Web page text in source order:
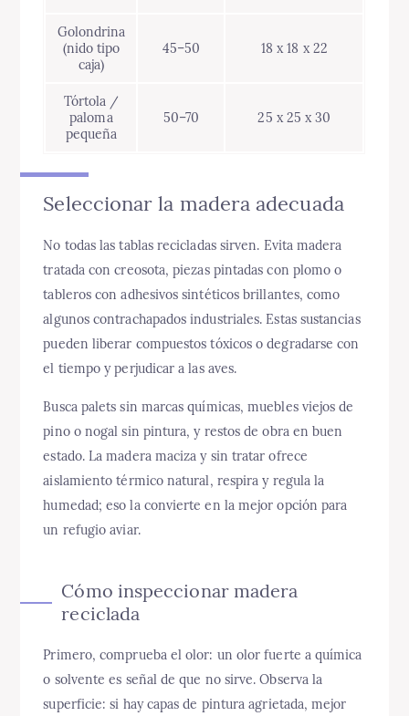
Golondrina
(nido tipo
caja)
45–50 18 x 18 x 22
Tórtola /
paloma
pequeña
50–70 25 x 25 x 30
Seleccionar la madera adecuada
No todas las tablas recicladas sirven. Evita madera
tratada con creosota, piezas pintadas con plomo o
tableros con adhesivos sintéticos brillantes, como
algunos contrachapados industriales. Estas sustancias
pueden liberar compuestos tóxicos o degradarse con
el tiempo y perjudicar a las aves.
Busca palets sin marcas químicas, muebles viejos de
pino o nogal sin pintura, y restos de obra en buen
estado. La madera maciza y sin tratar ofrece
aislamiento térmico natural, respira y regula la
humedad; eso la convierte en la mejor opción para
un refugio aviar.
Cómo inspeccionar madera
reciclada
Primero, comprueba el olor: un olor fuerte a química
o solvente es señal de que no sirve. Observa la
superficie: si hay capas de pintura agrietada, mejor